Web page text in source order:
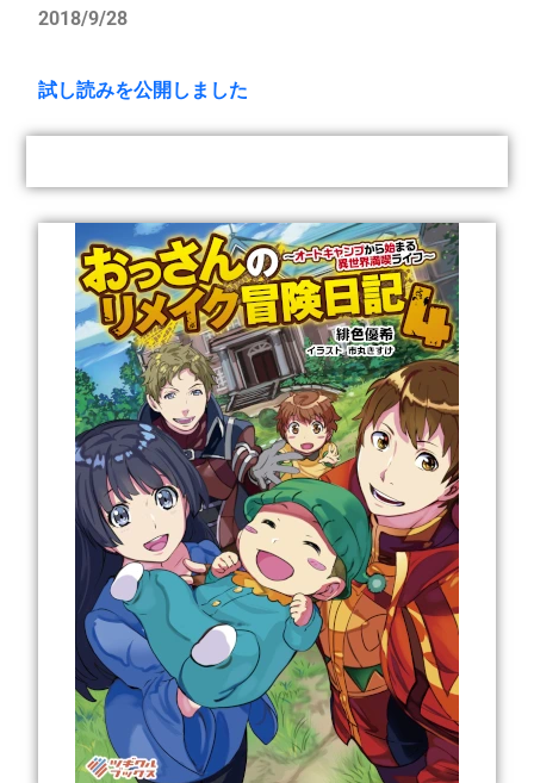
2018/9/28
試し読みを公開しました